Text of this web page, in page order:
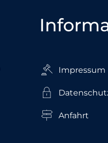
Impressum
Anfahrt